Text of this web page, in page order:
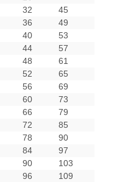
32
45
36
49
40
53
44
57
48
61
52
65
56
69
60
73
66
79
72
85
78
90
84
97
90
103
96
109